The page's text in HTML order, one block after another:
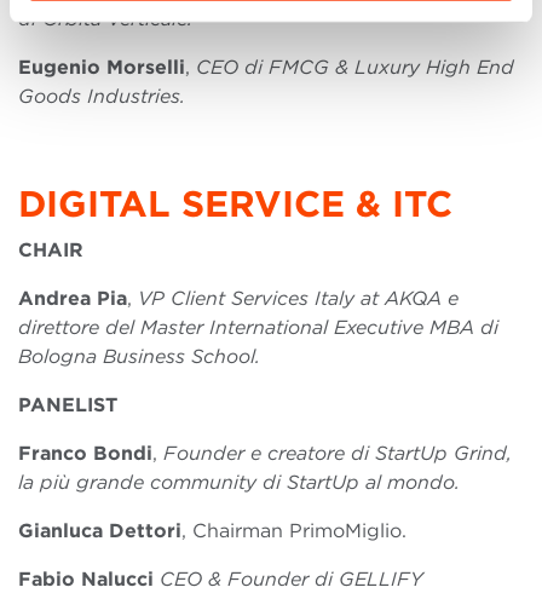
di Orbita Verticale.
Eugenio Morselli, CEO di FMCG & Luxury High End
Goods Industries.
DIGITAL SERVICE & ITC
CHAIR
Andrea Pia, VP Client Services Italy at AKQA e
direttore del Master International Executive MBA di
Bologna Business School.
PANELIST
Franco Bondi, Founder e creatore di StartUp Grind,
la più grande community di StartUp al mondo.
Gianluca Dettori, Chairman PrimoMiglio.
Fabio Nalucci CEO & Founder di GELLIFY